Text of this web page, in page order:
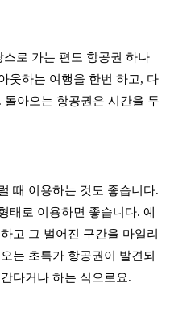
로 가는 편도 항공권 하나
웃하는 여행을 한번 하고, 다
아오는 항공권은 시간을 두
때 이용하는 것도 좋습니다.
태로 이용하면 좋습니다. 예
고 그 벌어진 구간을 마일리
는 초특가 항공권이 발견되
다거나 하는 식으로요.